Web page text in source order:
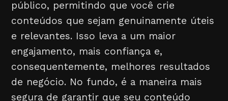
público, permitindo que você crie
conteúdos que sejam genuinamente úteis
e relevantes. Isso leva a um maior
engajamento, mais confiança e,
consequentemente, melhores resultados
de negócio. No fundo, é a maneira mais
segura de garantir que seu conteúdo